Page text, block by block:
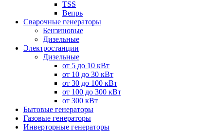
TSS
Вепрь
Сварочные генераторы
Бензиновые
Дизельные
Электростанции
Дизельные
от 5 до 10 кВт
от 10 до 30 кВт
от 30 до 100 кВт
от 100 до 300 кВт
от 300 кВт
Бытовые генераторы
Газовые генераторы
Инверторные генераторы